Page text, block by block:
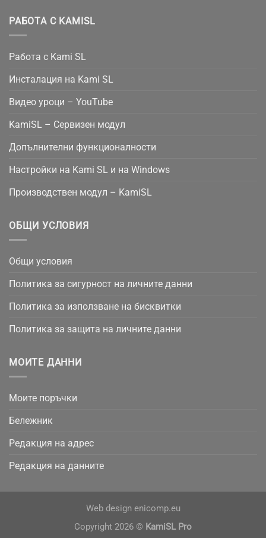
РАБОТА С KAMISL
Работа с Kami SL
Инсталация на Kami SL
Видео уроци – YouTube
KamiSL – Сервизен модул
Допълнителни функционалности
Настройки на Kami SL и на Windows
Производствен модул – KamiSL
ОБЩИ УСЛОВИЯ
Общи условия
Политика за сигурност на личните данни
Политика за използване на бисквитки
Политика за защита на личните данни
МОИТЕ ДАННИ
Моите поръчки
Бележник
Редакция на адрес
Редакция на данните
Web design enicomp.eu
Copyright 2026 © KamiSL Pro